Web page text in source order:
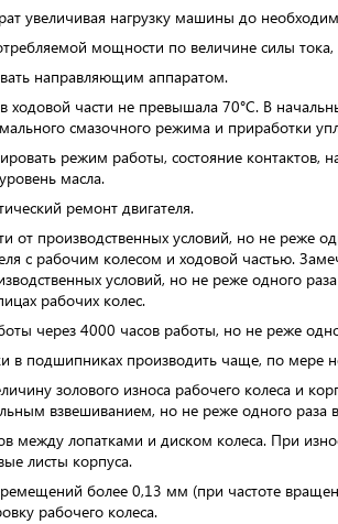
увеличивая нагрузку машины до
мощности по величине силы
направляющим аппаратом.
ходовой части не превышала 70°С. В
смазочного режима и приработки
режим работы, состояние контактов,
масла.
ремонт двигателя.
от производственных условий, но не реже
с рабочим колесом и ходовой частью.
условий, но не реже одного
рабочих колес.
через 4000 часов работы, но не реже
в подшипниках производить чаще, по мере
золового износа рабочего колеса и
взвешиванием, но не реже одного
между лопатками и диском колеса. При
листы корпуса.
более 0,13 мм (при частоте
рабочего колеса.